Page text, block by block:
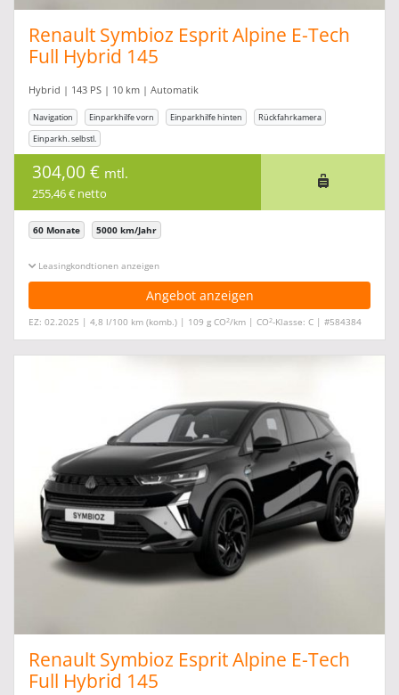
Renault Symbioz Esprit Alpine E-Tech
Full Hybrid 145
Hybrid | 143 PS | 10 km | Automatik
Navigation Einparkhilfe vorn Einparkhilfe hinten
Rückfahrkamera
Einparkh. selbstl.
304,00 € mtl.
255,46 € netto
60 Monate 5000 km/Jahr
Leasingkonditionen ein-/ausblenden
Angebot anzeigen
EZ: 02.2025 | 4,8 l/100 km (komb.) | 109 g CO2/km | CO2-Klasse: C | #584384
Renault Symbioz Esprit Alpine E-Tech
Full Hybrid 145